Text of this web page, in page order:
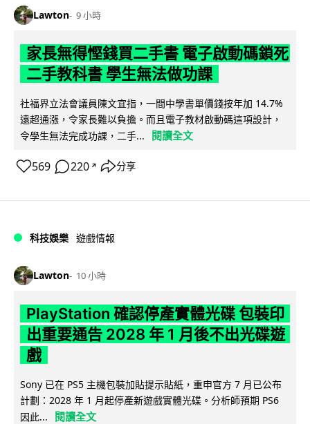
Lawton 9 小時
家長無得慳錢買二手書 電子啟動碼鎖死
二手教科書 學生無法做功課
社福界立法會議員陳文宜指，一間中學書單價錢按年加 14.7%
遠超通漲，令家長難以負擔。而且電子教材啟動碼這項設計，
令學生無法完成功課，二手...
閱讀全文
569 220 ↗ 分享
科技娛樂 遊戲情報
Lawton 10 小時
PlayStation 確認停產實體光碟 包裝印
出重要通告 2028 年 1 月後不出光碟遊
戲
Sony 已在 PS5 主機包裝加貼提示貼紙，重申官方 7 月已公布
計劃：2028 年 1 月起停產新遊戲實體光碟。分析師預期 PS6
因此...
閱讀全文